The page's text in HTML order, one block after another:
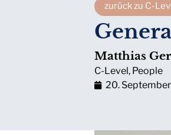
zurück zu C-
Matthias
C-Level, People
20.